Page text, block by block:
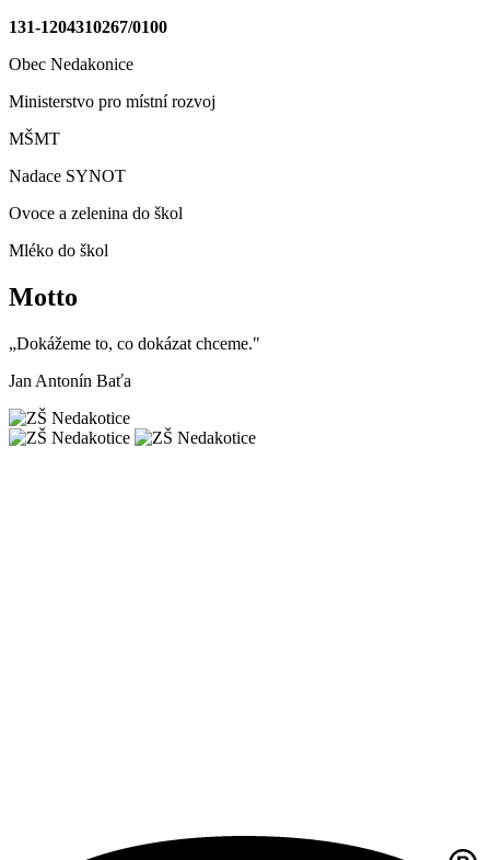
131-1204310267/0100
Obec Nedakonice
Ministerstvo pro místní rozvoj
MŠMT
Nadace SYNOT
Ovoce a zelenina do škol
Mléko do škol
Motto
„Dokážeme to, co dokázat chceme."
Jan Antonín Baťa